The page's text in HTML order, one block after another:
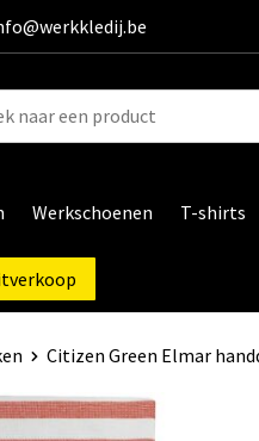
Werkschoenen T-shirts
Citizen Green Elmar